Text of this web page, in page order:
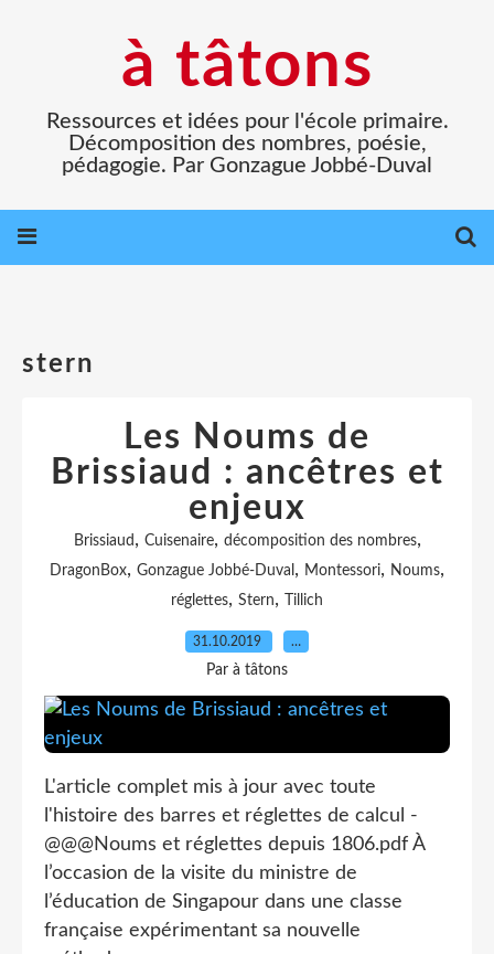
à tâtons
Ressources et idées pour l'école primaire.
Décomposition des nombres, poésie,
pédagogie. Par Gonzague Jobbé-Duval
stern
Les Noums de
Brissiaud : ancêtres et
enjeux
Brissiaud , Cuisenaire, décomposition des nombres,
DragonBox, Gonzague Jobbé-Duval , Montessori, Noums,
réglettes, Stern, Tillich
31.10.2019 …
Par à tâtons
L'article complet mis à jour avec toute
l'histoire des barres et réglettes de calcul -
@@@Noums et réglettes depuis 1806.pdf À
l’occasion de la visite du ministre de
l’éducation de Singapour dans une classe
française expérimentant sa nouvelle